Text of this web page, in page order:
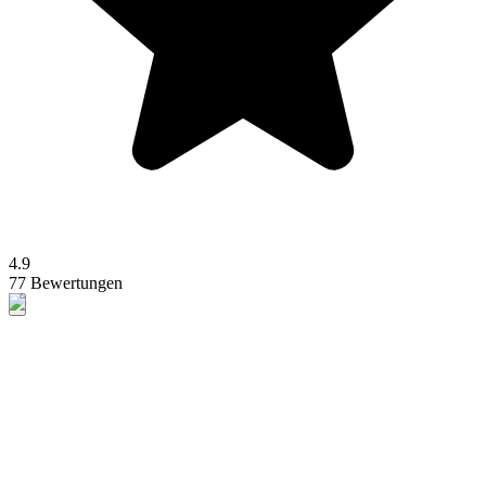
4.9
77 Bewertungen